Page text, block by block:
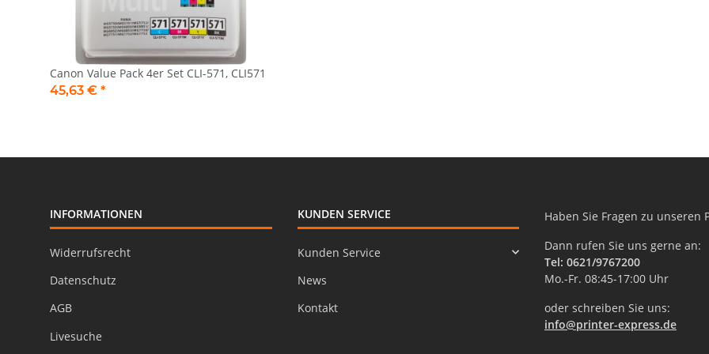
Canon Value Pack 4er Set CLI-571, CLI571
45,63 € *
INFORMATIONEN
Widerrufsrecht
Datenschutz
AGB
Livesuche
KUNDEN SERVICE
Kunden Service
News
Kontakt
Haben Sie Fragen zu unseren
Dann rufen Sie uns gerne an:
Tel: 0621/9767200
Mo.-Fr. 08:45-17:00 Uhr
oder schreiben Sie uns:
info@printer-express.de